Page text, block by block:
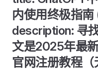
内使用终极指
description: 寻
文是2025年最
官网注册教程